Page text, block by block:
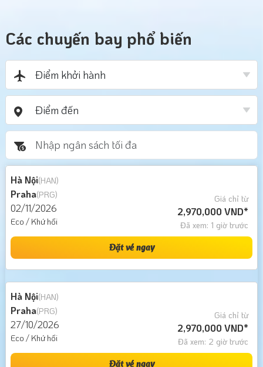
Các chuyến bay phổ biến
Hà Nội(HAN)
Praha(PRG)
02/11/2026
Eco / Khứ hồi
Giá chỉ từ
2,970,000 VND*
Đã xem: 1 giờ trước
Đặt vé ngay
Hà Nội(HAN)
Praha(PRG)
27/10/2026
Eco / Khứ hồi
Giá chỉ từ
2,970,000 VND*
Đã xem: 2 giờ trước
Đặt vé ngay